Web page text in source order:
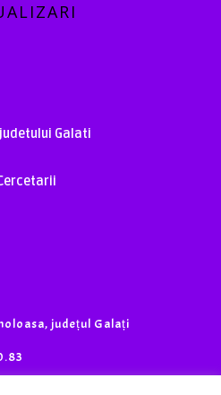
Galati
județul Galați